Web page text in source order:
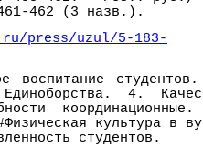
462 (3 назв.).
press/uzul/5-183-
4.
культура в
студентов.